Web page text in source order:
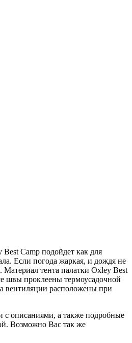
Camp подойдет как для
Если погода жаркая, и дождя не
Материал тента палатки Oxley Best
швы проклеены термоусадочной
вентиляции расположены при
с описаниями, а также подробные
Возможно Вас так же